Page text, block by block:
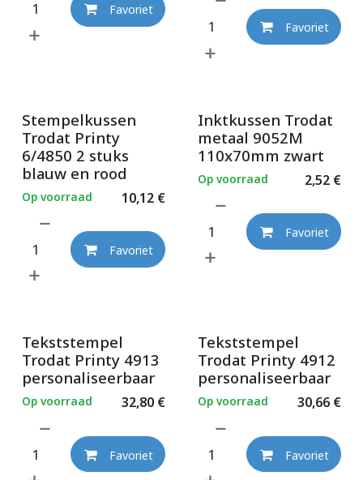
Favoriet
Favoriet
Stempelkussen
Trodat Printy
6/4850 2 stuks
blauw en rood
10,12€
Op voorraad
Favoriet
Inktkussen Trodat
metaal 9052M
110x70mm zwart
2,52€
Op voorraad
Favoriet
Tekststempel
Trodat Printy 4913
personaliseerbaar
32,80€
Op voorraad
Favoriet
Tekststempel
Trodat Printy 4912
personaliseerbaar
30,66€
Op voorraad
Favoriet